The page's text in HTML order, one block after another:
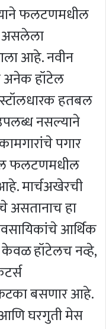
फलटणमधील
असलेला
आहे. नवीन
अनेक हॉटेल
हतबल
नसल्याने
पगार
फलटणमधील
मार्चअखेरची
असतानाच हा
आर्थिक
हॉटेलच नव्हे,
फटका बसणार आहे.
घरगुती मेस